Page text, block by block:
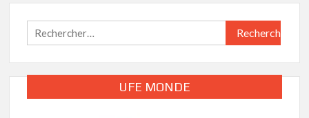
Rechercher :
UFE MONDE